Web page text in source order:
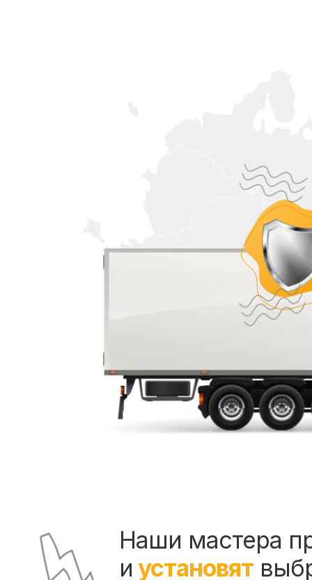
Наши мастера
и установят